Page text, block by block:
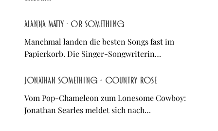
Alanna Matty - Or Something
Manchmal landen die besten Songs fast im
Papierkorb. Die Singer-Songwriterin…
Jonathan Something - Country Rose
Vom Pop-Chameleon zum Lonesome Cowboy:
Jonathan Searles meldet sich nach…